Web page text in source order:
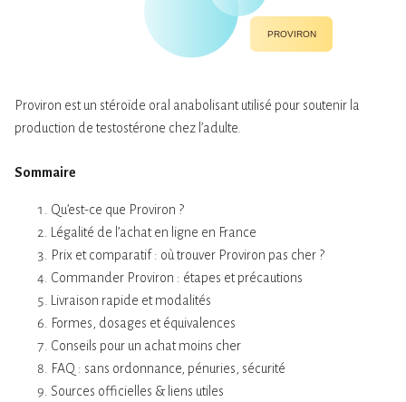
PROVIRON
Proviron est un stéroïde oral anabolisant utilisé pour soutenir la
production de testostérone chez l’adulte.
Sommaire
Qu’est-ce que Proviron ?
Légalité de l’achat en ligne en France
Prix et comparatif : où trouver Proviron pas cher ?
Commander Proviron : étapes et précautions
Livraison rapide et modalités
Formes, dosages et équivalences
Conseils pour un achat moins cher
FAQ : sans ordonnance, pénuries, sécurité
Sources officielles & liens utiles